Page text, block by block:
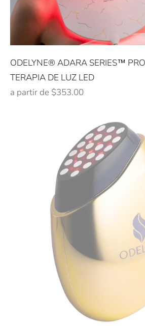
ODELYNE® ADARA SERIES™
TERAPIA DE LUZ LED
Preço
a partir de $353.00